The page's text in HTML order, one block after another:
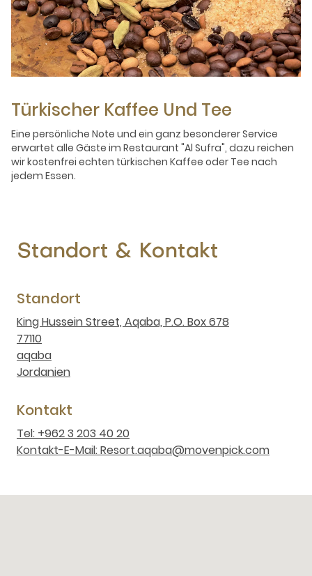
Türkischer Kaffee Und Tee
Eine persönliche Note und ein ganz besonderer Service
erwartet alle Gäste im Restaurant "Al Sufra", dazu reichen
wir kostenfrei echten türkischen Kaffee oder Tee nach
jedem Essen.
Standort & Kontakt
Standort
King Hussein Street, Aqaba, P.O. Box 678
77110
aqaba
Jordanien
Kontakt
Tel: +962 3 203 40 20
Kontakt-E-Mail: Resort.aqaba@movenpick.com